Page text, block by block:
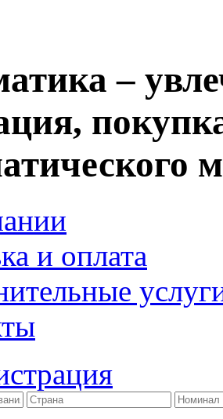
–
и оплата